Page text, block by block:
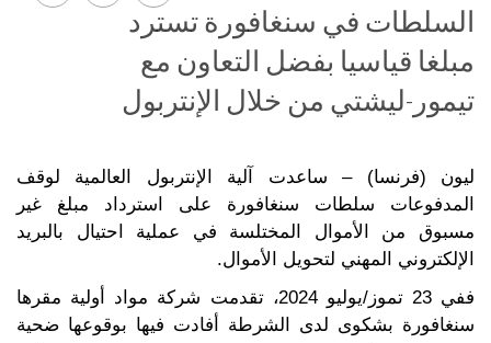
السلطات في سنغافورة تسترد
مبلغا قياسيا بفضل التعاون مع
تيمور-ليشتي من خلال الإنتربول
ليون (فرنسا) – ساعدت آلية الإنتربول العالمية لوقف
المدفوعات سلطات سنغافورة على استرداد مبلغ غير
مسبوق من الأموال المختلسة في عملية احتيال بالبريد
الإلكتروني المهني لتحويل الأموال.
ففي 23 تموز/يوليو 2024، تقدمت شركة مواد أولية مقرها
سنغافورة بشكوى لدى الشرطة أفادت فيها بوقوعها ضحية